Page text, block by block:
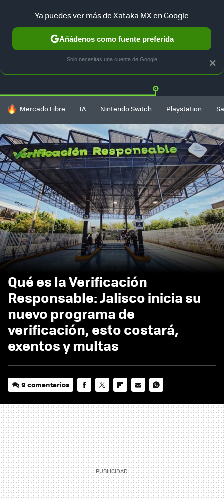
TESLA UBER AUTO ELECTRICO Twitter
HOY SE HABLA DE
Mercado Libre IA Nintendo Switch Playstation
Qué es la Verificación
Responsable: Jalisco inicia su
nuevo programa de
verificación, esto costará,
exentos y multas
9 comentarios
MAIL
×
Ya puedes ver más de Xataka MX en Google
Añádenos como fuente preferida
Solo necesitas una cuenta de Google